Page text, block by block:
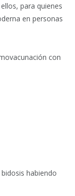
para quienes
en personas
con
habiendo